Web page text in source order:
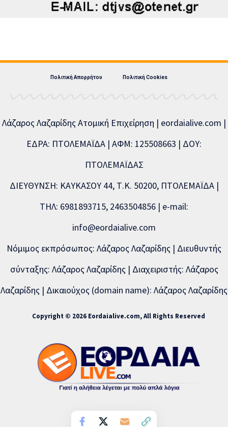
Πολιτική Απορρήτου Πολιτική Cookies
Λάζαρος Λαζαρίδης Ατομική Επιχείρηση | eordaialive.com |
ΕΔΡΑ: ΠΤΟΛΕΜΑΪΔΑ | ΑΦΜ: 125508663 | ΔΟΥ:
ΠΤΟΛΕΜΑΪΔΑΣ
ΔΙΕΥΘΥΝΣΗ: ΚΑΥΚΑΣΟΥ 44, Τ.Κ. 50200, ΠΤΟΛΕΜΑΪΔΑ |
ΤΗΛ: 6981893715, 2463504856 | e-mail:
info@eordaialive.com
Νόμιμος εκπρόσωπος: Λάζαρος Λαζαρίδης | Διευθυντής
σύνταξης: Λάζαρος Λαζαρίδης | Διαχειριστής: Λάζαρος
Λαζαρίδης | Δικαιούχος (domain name): Λάζαρος Λαζαρίδης
Copyright © 2026 Eordaialive.com, All Rights Reserved